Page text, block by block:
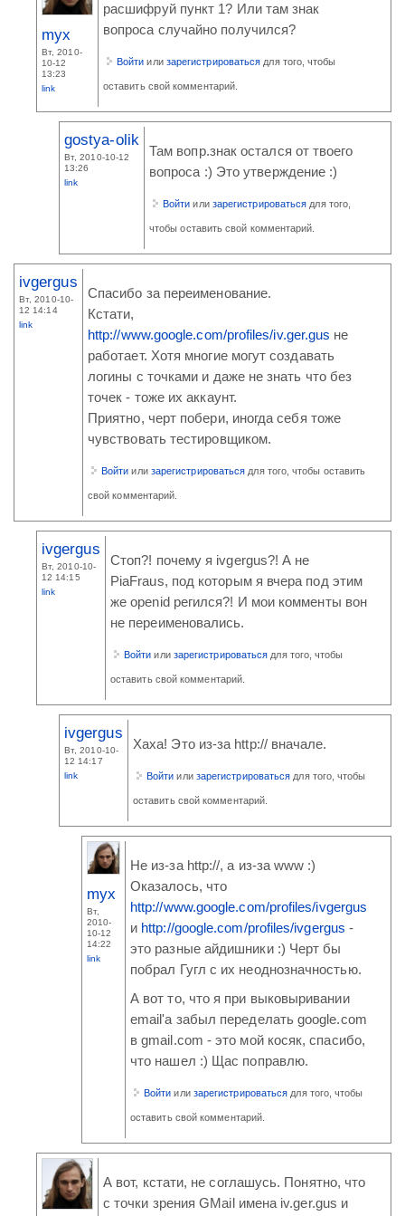
myx
Вт, 2010-
10-12
13:23
link
расшифруй пункт 1? Или там знак
вопроса случайно получился?
Войти или зарегистрироваться для того, чтобы
оставить свой комментарий.
gostya-olik
Вт, 2010-10-12
13:26
link
Там вопр.знак остался от твоего
вопроса :) Это утверждение :)
Войти или зарегистрироваться для того,
чтобы оставить свой комментарий.
ivgergus
Вт, 2010-10-
12 14:14
link
Спасибо за переименование.
Кстати,
http://www.google.com/profiles/iv.ger.gus не
работает. Хотя многие могут создавать
логины с точками и даже не знать что без
точек - тоже их аккаунт.
Приятно, черт побери, иногда себя тоже
чувствовать тестировщиком.
Войти или зарегистрироваться для того, чтобы оставить
свой комментарий.
ivgergus
Вт, 2010-10-
12 14:15
link
Стоп?! почему я ivgergus?! А не
PiaFraus, под которым я вчера под этим
же openid регился?! И мои комменты вон
не переименовались.
Войти или зарегистрироваться для того, чтобы
оставить свой комментарий.
ivgergus
Вт, 2010-10-
12 14:17
link
Хаха! Это из-за http:// вначале.
Войти или зарегистрироваться для того, чтобы
оставить свой комментарий.
myx
Вт,
2010-
10-12
14:22
link
Не из-за http://, а из-за www :)
Оказалось, что
http://www.google.com/profiles/ivgergus
и http://google.com/profiles/ivgergus -
это разные айдишники :) Черт бы
побрал Гугл с их неоднозначностью.
А вот то, что я при выковыривании
email'а забыл переделать google.com
в gmail.com - это мой косяк, спасибо,
что нашел :) Щас поправлю.
Войти или зарегистрироваться для того, чтобы
оставить свой комментарий.
А вот, кстати, не соглашусь. Понятно, что
с точки зрения GMail имена iv.ger.gus и